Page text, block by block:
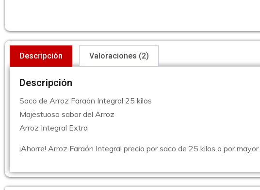
Descripción Valoraciones (2)
Descripción
Saco de Arroz Faraón Integral 25 kilos
Majestuoso sabor del Arroz
Arroz Integral Extra
¡Ahorre! Arroz Faraón Integral precio por saco de 25 kilos o por mayor.